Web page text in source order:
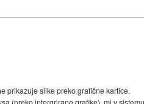
prikazuje slike preko grafične kartice.